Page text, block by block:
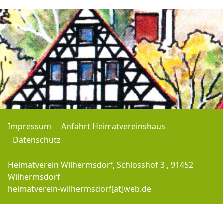
Impressum
Anfahrt Heimatvereinshaus
Datenschutz
Heimatverein Wilhermsdorf, Schlosshof 3 , 91452
Wilhermsdorf
heimatverein-wilhermsdorf[at]web.de